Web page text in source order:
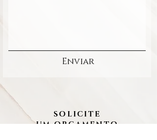
Enviar
SOLICITE
UM ORÇAMENTO